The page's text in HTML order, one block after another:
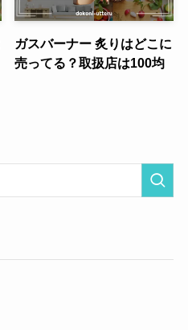
ガスバーナー 炙りはどこに
売ってる？取扱店は100均